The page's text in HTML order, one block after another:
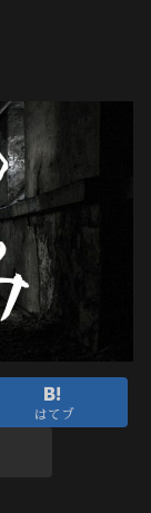
はてブ